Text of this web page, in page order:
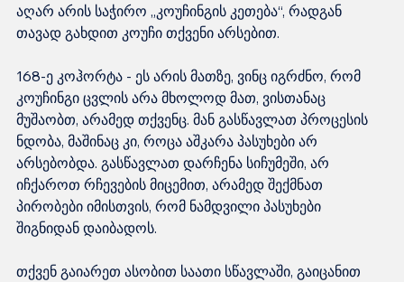
აღარ არის საჭირო „კოუჩინგის კეთება“, რადგან
თავად გახდით კოუჩი თქვენი არსებით.
168-ე კოჰორტა - ეს არის მათზე, ვინც იგრძნო, რომ
კოუჩინგი ცვლის არა მხოლოდ მათ, ვისთანაც
მუშაობთ, არამედ თქვენც. მან გასწავლათ პროცესის
ნდობა, მაშინაც კი, როცა აშკარა პასუხები არ
არსებობდა. გასწავლათ დარჩენა სიჩუმეში, არ
იჩქაროთ რჩევების მიცემით, არამედ შექმნათ
პირობები იმისთვის, რომ ნამდვილი პასუხები
შიგნიდან დაიბადოს.
თქვენ გაიარეთ ასობით საათი სწავლაში, გაიცანით